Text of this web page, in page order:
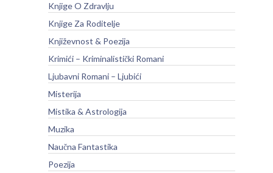
Knjige O Zdravlju
Knjige Za Roditelje
Književnost & Poezija
Krimići – Kriminalistički Romani
Ljubavni Romani – Ljubići
Misterija
Mistika & Astrologija
Muzika
Naučna Fantastika
Poezija